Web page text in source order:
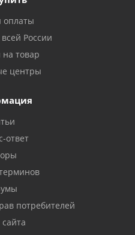
оплаты
России
на товар
центры
ответ
потребителей